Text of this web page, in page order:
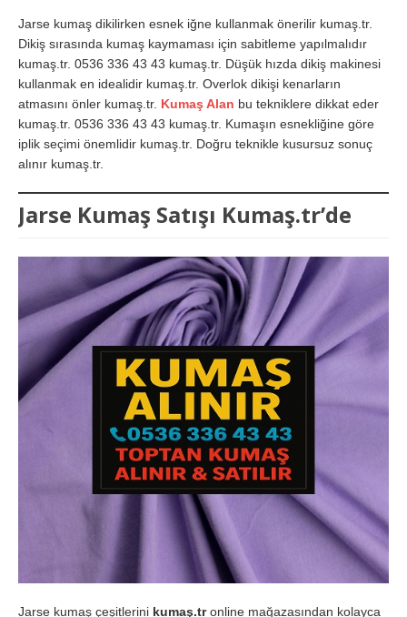
Jarse kumaş dikilirken esnek iğne kullanmak önerilir kumaş.tr.
Dikiş sırasında kumaş kaymaması için sabitleme yapılmalıdır
kumaş.tr. 0536 336 43 43 kumaş.tr. Düşük hızda dikiş makinesi
kullanmak en idealidir kumaş.tr. Overlok dikişi kenarların
atmasını önler kumaş.tr. Kumaş Alan bu tekniklere dikkat eder
kumaş.tr. 0536 336 43 43 kumaş.tr. Kumaşın esnekliğine göre
iplik seçimi önemlidir kumaş.tr. Doğru teknikle kusursuz sonuç
alınır kumaş.tr.
Jarse Kumaş Satışı Kumaş.tr’de
Jarse kumaş çeşitlerini kumaş.tronline mağazasından kolayca